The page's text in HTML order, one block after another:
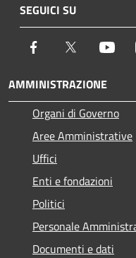
SEGUICI SU
Facebook Twitter
AMMINISTRAZIONE
Organi di Governo
Aree Amministrative
Uffici
Enti e fondazioni
Politici
Personale
Documenti e dati